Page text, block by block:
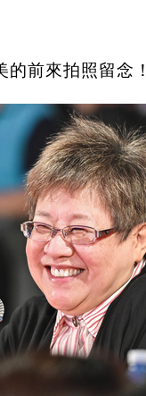
前來拍照留念！